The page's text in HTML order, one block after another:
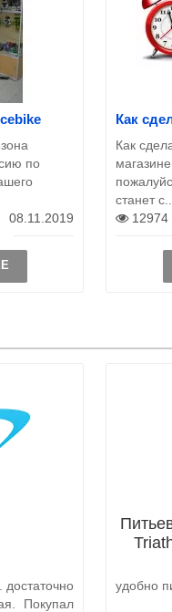
по
08.11.2019
Как
Как
станет с..
12974
достаточно
Покупал
удобно